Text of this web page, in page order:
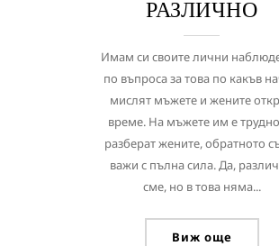
РАЗЛИЧНО
Имам си своите лични
по въпроса за това по какъв
мислят мъжете и жените
време. На мъжете им е
разберат жените, обратното
важи с пълна сила. Да,
сме, но в това няма...
Виж още